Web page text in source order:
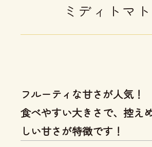
ミディトマト
フルーティな甘さが人気！
食べやすい大きさで、控え
しい甘さが特徴です！